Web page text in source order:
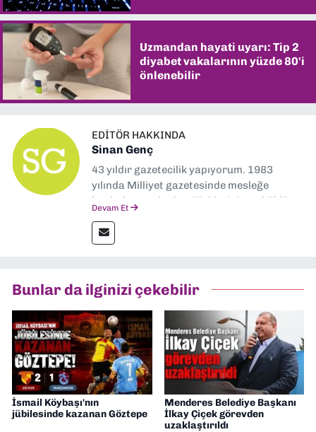
Uzmandan hayati uyarı: Tip 2
diyabet vakalarının yüzde 80'i
önlenebilir
EDITÖR HAKKINDA
Sinan Genç
43 yıldır gazetecilik yapıyorum. 1983
yılında Milliyet gazetesinde mesleğe
başladım. Ardından Türkiye’nin en köklü
muhabir, editör, müdür yardımcısı ve spor
müdürü olarak görev yaptım. Ayrıca Yeni
Gazetesi'nde editörlük yapıyorum
Devam Et
Bunlar da ilginizi çekebilir
İsmail Köybaşı'nın
jübilesinde kazanan Göztepe
Menderes Belediye Başkanı
İlkay Çiçek görevden
uzaklaştırıldı